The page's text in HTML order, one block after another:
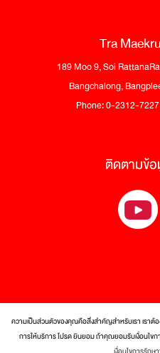
ความเป็นส่วนตัวของคุณคือสิ่งสำคัญสำหรับเรา เราต้
การให้บริการ โปรด ยินยอม ถ้าคุณยอมรับเงื่อนไขก
Tra
189 Moo 9, Soi
Bangchalong,
Phone: 0-2312-
ติดตามข้
© 2017 Tra Maekrua